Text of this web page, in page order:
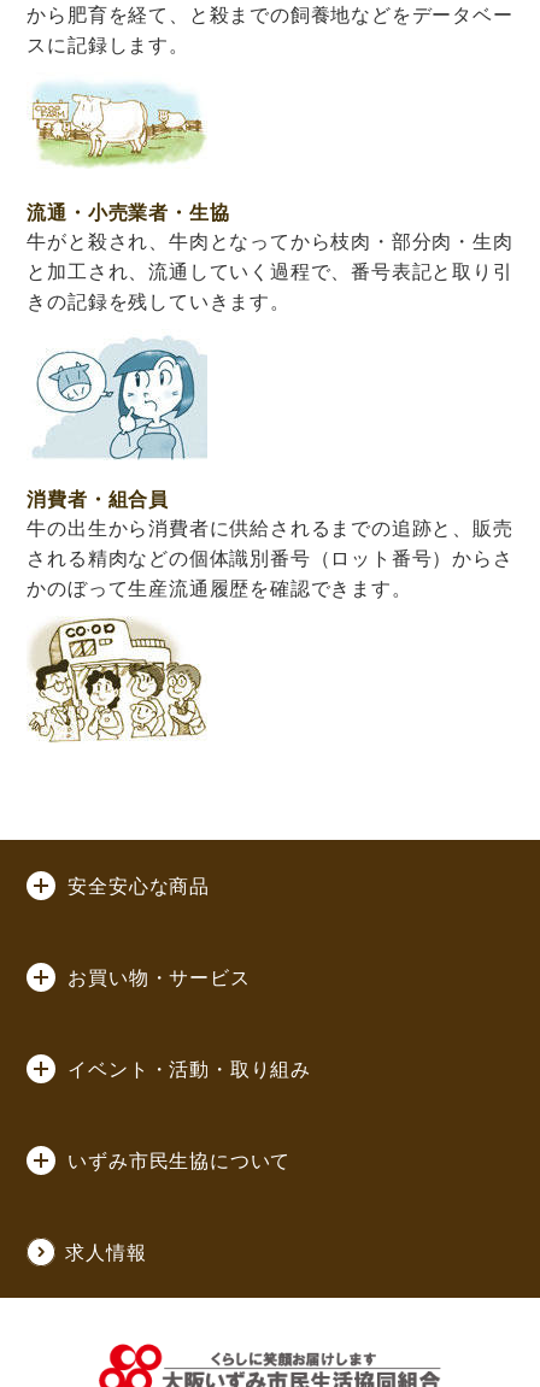
から肥育を経て、と殺までの飼養地などをデータベー
スに記録します。
流通・小売業者・生協
牛がと殺され、牛肉となってから枝肉・部分肉・生肉
と加工され、流通していく過程で、番号表記と取り引
きの記録を残していきます。
消費者・組合員
牛の出生から消費者に供給されるまでの追跡と、販売
される精肉などの個体識別番号（ロット番号）からさ
かのぼって生産流通履歴を確認できます。
安全安心な商品
お買い物・サービス
イベント・活動・取り組み
いずみ市民生協について
求人情報